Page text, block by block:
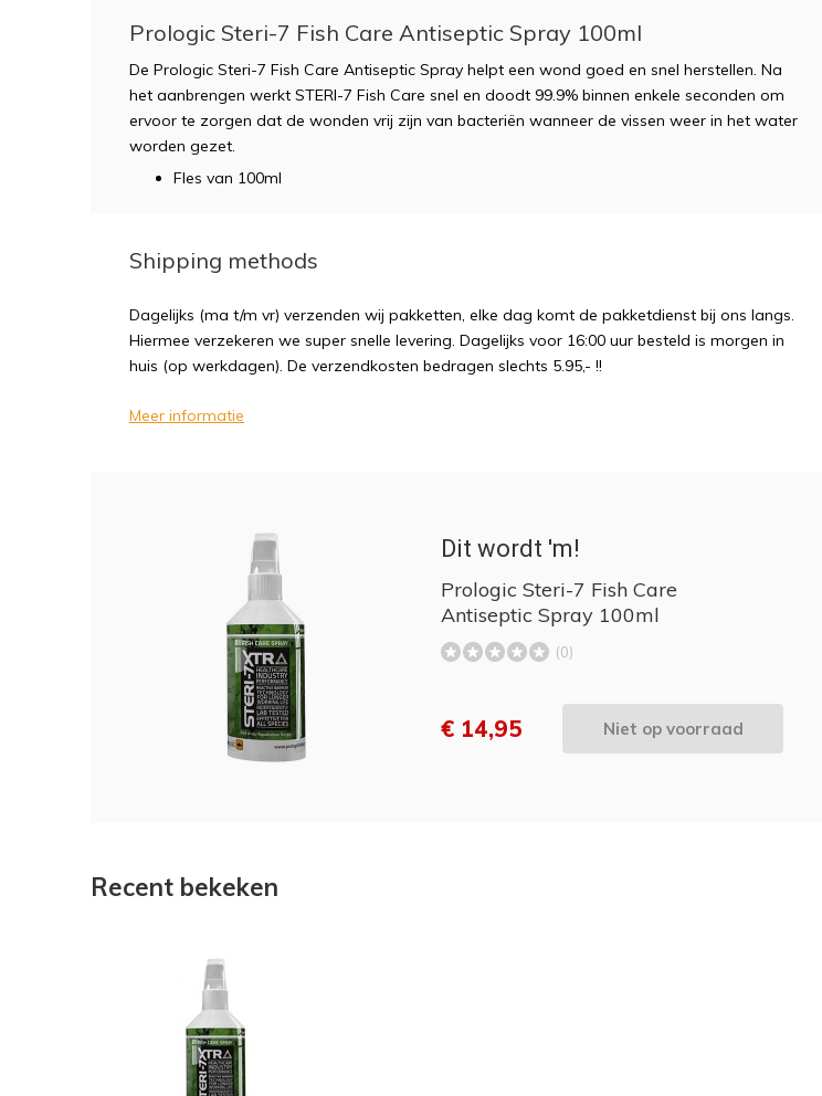
Prologic Steri-7 Fish Care Antiseptic Spray 100ml
De Prologic Steri-7 Fish Care Antiseptic Spray helpt een wond goed en snel herstellen. Na
het aanbrengen werkt STERI-7 Fish Care snel en doodt 99.9% binnen enkele seconden om
ervoor te zorgen dat de wonden vrij zijn van bacteriën wanneer de vissen weer in het water
worden gezet.
Fles van 100ml
Shipping methods
Dagelijks (ma t/m vr) verzenden wij pakketten, elke dag komt de pakketdienst bij ons langs.
Hiermee verzekeren we super snelle levering. Dagelijks voor 16:00 uur besteld is morgen in
huis (op werkdagen). De verzendkosten bedragen slechts 5.95,- !!
Meer informatie
Dit wordt 'm!
Prologic Steri-7 Fish Care
Antiseptic Spray 100ml
(0)
€ 14,95 Niet op voorraad
Recent bekeken